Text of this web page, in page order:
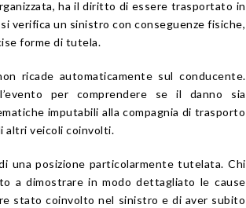
ha il diritto di essere trasportato in
verifica un sinistro con conseguenze fisiche,
forme di tutela.
ricade automaticamente sul conducente.
per comprendere se il danno sia
imputabili alla compagnia di trasporto
altri veicoli coinvolti.
una posizione particolarmente tutelata. Chi
a dimostrare in modo dettagliato le cause
stato coinvolto nel sinistro e di aver subito